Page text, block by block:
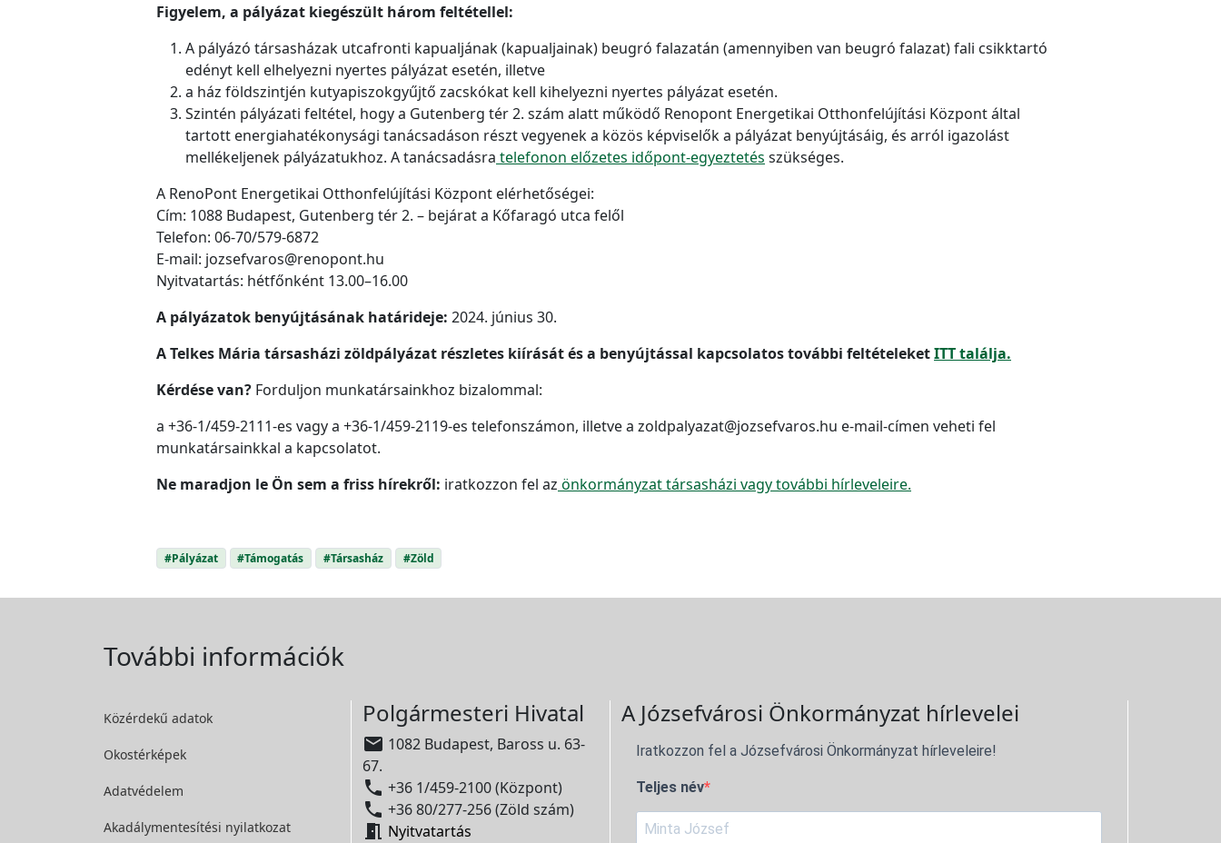
Figyelem, a pályázat kiegészült három feltétellel:
A pályázó társasházak utcafronti kapualjának (kapualjainak) beugró falazatán (amennyiben van beugró falazat) fali csikktartó
edényt kell elhelyezni nyertes pályázat esetén, illetve
a ház földszintjén kutyapiszokgyűjtő zacskókat kell kihelyezni nyertes pályázat esetén.
Szintén pályázati feltétel, hogy a Gutenberg tér 2. szám alatt működő Renopont Energetikai Otthonfelújítási Központ által
tartott energiahatékonysági tanácsadáson részt vegyenek a közös képviselők a pályázat benyújtásáig, és arról igazolást
mellékeljenek pályázatukhoz. A tanácsadásra telefonon előzetes időpont-egyeztetés szükséges.
A RenoPont Energetikai Otthonfelújítási Központ elérhetőségei:
Cím: 1088 Budapest, Gutenberg tér 2. – bejárat a Kőfaragó utca felől
Telefon: 06-70/579-6872
E-mail: jozsefvaros@renopont.hu
Nyitvatartás: hétfőnként 13.00–16.00
A pályázatok benyújtásának határideje: 2024. június 30.
A Telkes Mária társasházi zöldpályázat részletes kiírását és a benyújtással kapcsolatos további feltételeketITT találja.
Kérdése van? Forduljon munkatársainkhoz bizalommal:
a +36-1/459-2111-es vagy a +36-1/459-2119-es telefonszámon, illetve a zoldpalyazat@jozsefvaros.hu e-mail-címen veheti fel
munkatársainkkal a kapcsolatot.
Ne maradjon le Ön sem a friss hírekről: iratkozzon fel az önkormányzat társasházi vagy további hírleveleire.
#Pályázat #Támogatás #Társasház #Zöld
További információk
Közérdekű adatok
Okostérképek
Adatvédelem
Akadálymentesítési nyilatkozat
Polgármesteri Hivatal
 1082 Budapest, Baross u. 63-
67.
 +36 1/459-2100 (Központ)
 +36 80/277-256 (Zöld szám)
 Nyitvatartás
A Józsefvárosi Önkormányzat hírlevelei
Iratkozzon fel a Józsefvárosi Önkormányzat hírleveleire!
Teljes név